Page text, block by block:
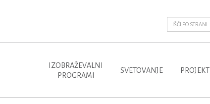
IZOBRAŽEVALNI
PROGRAMI
SVETOVANJE PROJEKTI